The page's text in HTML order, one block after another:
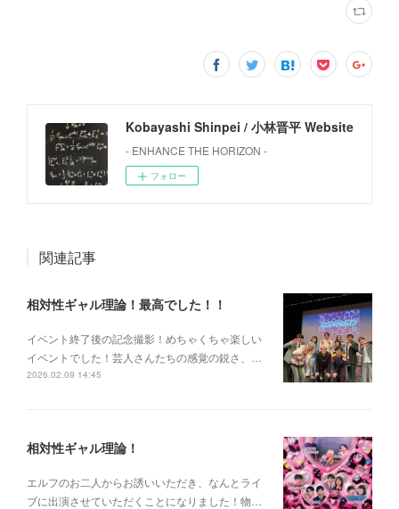
Kobayashi Shinpei / 小林晋平 Website
- ENHANCE THE HORIZON -
フォロー
関連記事
相対性ギャル理論！最高でした！！
イベント終了後の記念撮影！めちゃくちゃ楽しい
イベントでした！芸人さんたちの感覚の鋭さ、…
2026.02.09 14:45
相対性ギャル理論！
エルフのお二人からお誘いいただき、なんとライ
ブに出演させていただくことになりました！物…